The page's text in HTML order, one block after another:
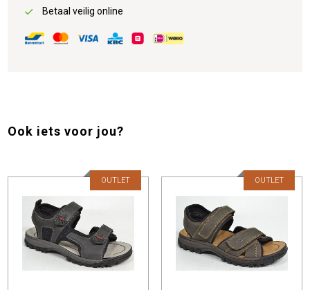
Betaal veilig online
Ook iets voor jou?
OUTLET OUTLET